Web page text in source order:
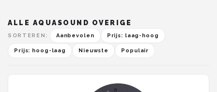
ALLE AQUASOUND OVERIGE
SORTEREN: Aanbevolen Prijs: laag-hoog
Prijs: hoog-laag Nieuwste Populair